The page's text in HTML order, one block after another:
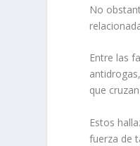
No
Entre las
que
Estos
fuerza de